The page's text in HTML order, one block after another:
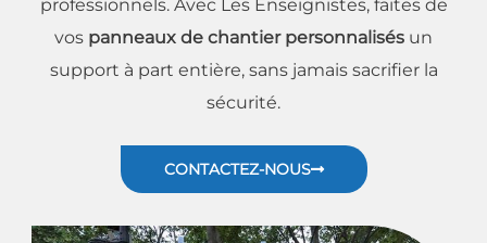
professionnels. Avec Les Enseignistes, faites de
vos panneaux de chantier personnalisés un
support à part entière, sans jamais sacrifier la
sécurité.
CONTACTEZ-NOUS